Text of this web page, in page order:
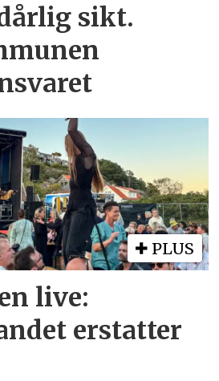
sikt.
PLUS
live:
erstatter